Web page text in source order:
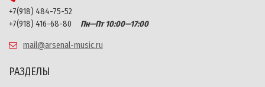
+7(918) 484-75-52
+7(918) 416-68-80
Пн—Пт 10:00—17:00
mail@arsenal-music.ru
РАЗДЕЛЫ